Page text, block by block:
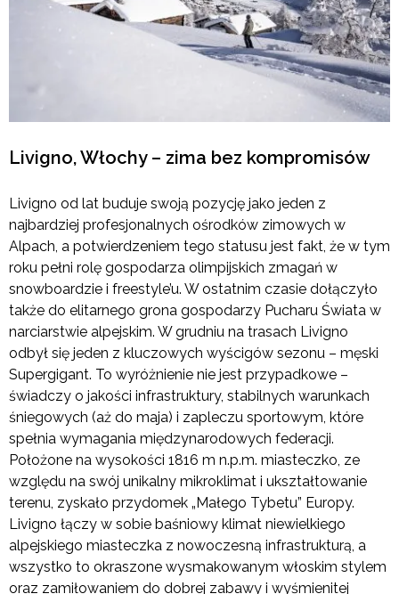
Livigno, Włochy – zima bez kompromisów
Livigno od lat buduje swoją pozycję jako jeden z
najbardziej profesjonalnych ośrodków zimowych w
Alpach, a potwierdzeniem tego statusu jest fakt, że w tym
roku pełni rolę gospodarza olimpijskich zmagań w
snowboardzie i freestyle’u. W ostatnim czasie dołączyło
także do elitarnego grona gospodarzy Pucharu Świata w
narciarstwie alpejskim. W grudniu na trasach Livigno
odbył się jeden z kluczowych wyścigów sezonu – męski
Supergigant. To wyróżnienie nie jest przypadkowe –
świadczy o jakości infrastruktury, stabilnych warunkach
śniegowych (aż do maja) i zapleczu sportowym, które
spełnia wymagania międzynarodowych federacji.
Położone na wysokości 1816 m n.p.m. miasteczko, ze
względu na swój unikalny mikroklimat i ukształtowanie
terenu, zyskało przydomek „Małego Tybetu” Europy.
Livigno łączy w sobie baśniowy klimat niewielkiego
alpejskiego miasteczka z nowoczesną infrastrukturą, a
wszystko to okraszone wysmakowanym włoskim stylem
oraz zamiłowaniem do dobrej zabawy i wyśmienitej